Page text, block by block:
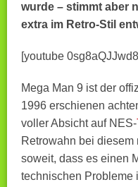
wurde – stimmt aber
extra im Retro-Stil
[youtube 0sg8aQJJwd8]
Mega Man 9 ist der
1996 erschienen
voller Absicht auf NES-
Retrowahn bei
soweit, dass es einen
technischen Probleme